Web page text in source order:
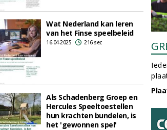
Wat Nederland kan leren
van het Finse speelbeleid
16-04-2025 216 sec
Als Schadenberg Groep en
Hercules Speeltoestellen
hun krachten bundelen, is
het 'gewonnen spel'